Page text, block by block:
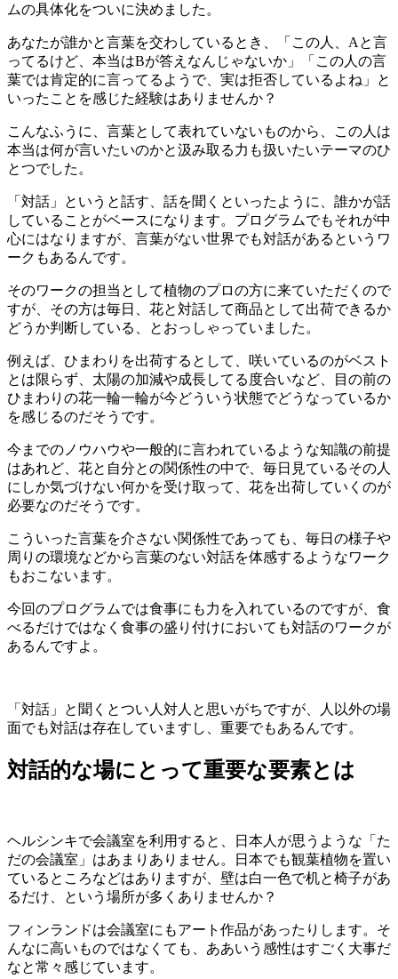
ムの具体化をついに決めました。
あなたが誰かと言葉を交わしているとき、「この人、Aと言
ってるけど、本当はBが答えなんじゃないか」「この人の言
葉では肯定的に言ってるようで、実は拒否しているよね」と
いったことを感じた経験はありませんか？
こんなふうに、言葉として表れていないものから、この人は
本当は何が言いたいのかと汲み取る力も扱いたいテーマのひ
とつでした。
「対話」というと話す、話を聞くといったように、誰かが話
していることがベースになります。プログラムでもそれが中
心にはなりますが、言葉がない世界でも対話があるというワ
ークもあるんです。
そのワークの担当として植物のプロの方に来ていただくので
すが、その方は毎日、花と対話して商品として出荷できるか
どうか判断している、とおっしゃっていました。
例えば、ひまわりを出荷するとして、咲いているのがベスト
とは限らず、太陽の加減や成長してる度合いなど、目の前の
ひまわりの花一輪一輪が今どういう状態でどうなっているか
を感じるのだそうです。
今までのノウハウや一般的に言われているような知識の前提
はあれど、花と自分との関係性の中で、毎日見ているその人
にしか気づけない何かを受け取って、花を出荷していくのが
必要なのだそうです。
こういった言葉を介さない関係性であっても、毎日の様子や
周りの環境などから言葉のない対話を体感するようなワーク
もおこないます。
今回のプログラムでは食事にも力を入れているのですが、食
べるだけではなく食事の盛り付けにおいても対話のワークが
あるんですよ。
「対話」と聞くとつい人対人と思いがちですが、人以外の場
面でも対話は存在していますし、重要でもあるんです。
対話的な場にとって重要な要素とは
ヘルシンキで会議室を利用すると、日本人が思うような「た
だの会議室」はあまりありません。日本でも観葉植物を置い
ているところなどはありますが、壁は白一色で机と椅子があ
るだけ、という場所が多くありませんか？
フィンランドは会議室にもアート作品があったりします。そ
んなに高いものではなくても、ああいう感性はすごく大事だ
なと常々感じています。